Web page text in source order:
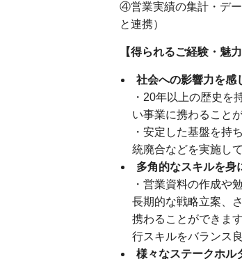
④営業実績の集計・デ
と連携）
【得られるご経験・魅力
社会への影響力を感
・20年以上の歴史を
い事業に携わること
・安定した基盤を持
統廃合などを実施し
多角的なスキルを身
・営業資料の作成や
長期的な戦略立案、
携わることができま
行スキルをバランス
様々なステークホル